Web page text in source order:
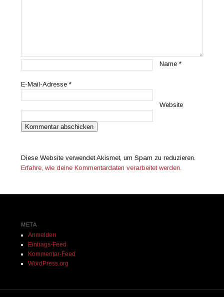
Name*
E-Mail-Adresse*
Website
Diese Website verwendet Akismet, um Spam zu reduzieren.
Erfahre, wie deine Kommentardaten verarbeitet werden.
META
Anmelden
Eintrags-Feed
Kommentar-Feed
WordPress.org